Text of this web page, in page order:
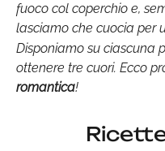
fuoco col coperchio e,
lasciamo che cuocia per
Disponiamo su ciascuna
ottenere tre cuori. Ecco
romantica!